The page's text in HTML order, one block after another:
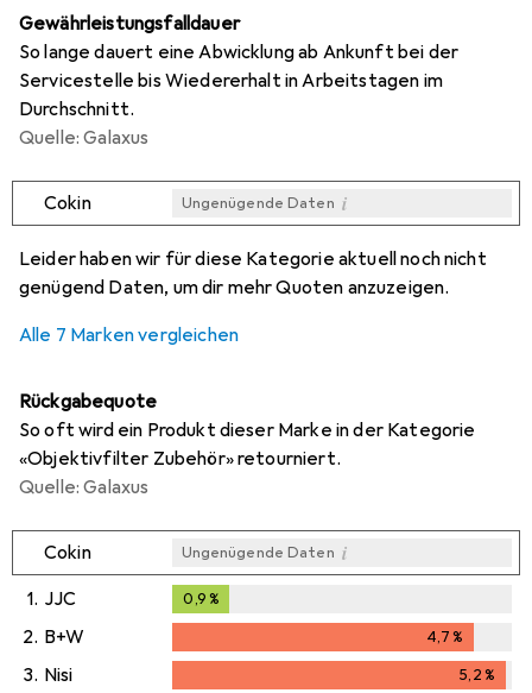
Gewährleistungsfalldauer
So lange dauert eine Abwicklung ab Ankunft bei der
Servicestelle bis Wiedererhalt in Arbeitstagen im
Durchschnitt.
Quelle: Galaxus
Cokin Ungenügende Daten i
Leider haben wir für diese Kategorie aktuell noch nicht
genügend Daten, um dir mehr Quoten anzuzeigen.
Alle 7 Marken vergleichen
Rückgabequote
So oft wird ein Produkt dieser Marke in der Kategorie
«Objektivfilter Zubehör» retourniert.
Quelle: Galaxus
Cokin Ungenügende Daten i
1. JJC 0,9 %
2. B+W 4,7%
4,7%
3. Nisi 5,2%